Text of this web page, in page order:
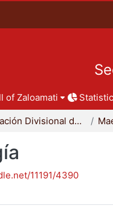
of Zaloamati
Coordinación Divisional de Posgrado
11191/4390